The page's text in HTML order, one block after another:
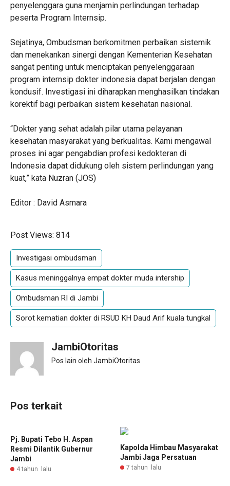
penyelenggara guna menjamin perlindungan terhadap
peserta Program Internsip.
Sejatinya, Ombudsman berkomitmen perbaikan sistemik
dan menekankan sinergi dengan Kementerian Kesehatan
sangat penting untuk menciptakan penyelenggaraan
program internsip dokter indonesia dapat berjalan dengan
kondusif. Investigasi ini diharapkan menghasilkan tindakan
korektif bagi perbaikan sistem kesehatan nasional.
“Dokter yang sehat adalah pilar utama pelayanan
kesehatan masyarakat yang berkualitas. Kami mengawal
proses ini agar pengabdian profesi kedokteran di
Indonesia dapat didukung oleh sistem perlindungan yang
kuat,” kata Nuzran (JOS)
Editor : David Asmara
Post Views: 814
Investigasi ombudsman
Kasus meninggalnya empat dokter muda intership
Ombudsman RI di Jambi
Sorot kematian dokter di RSUD KH Daud Arif kuala tungkal
JambiOtoritas
Pos lain oleh JambiOtoritas
Pos terkait
Pj. Bupati Tebo H. Aspan
Resmi Dilantik Gubernur
Jambi
4 tahun lalu
Kapolda Himbau Masyarakat
Jambi Jaga Persatuan
7 tahun lalu